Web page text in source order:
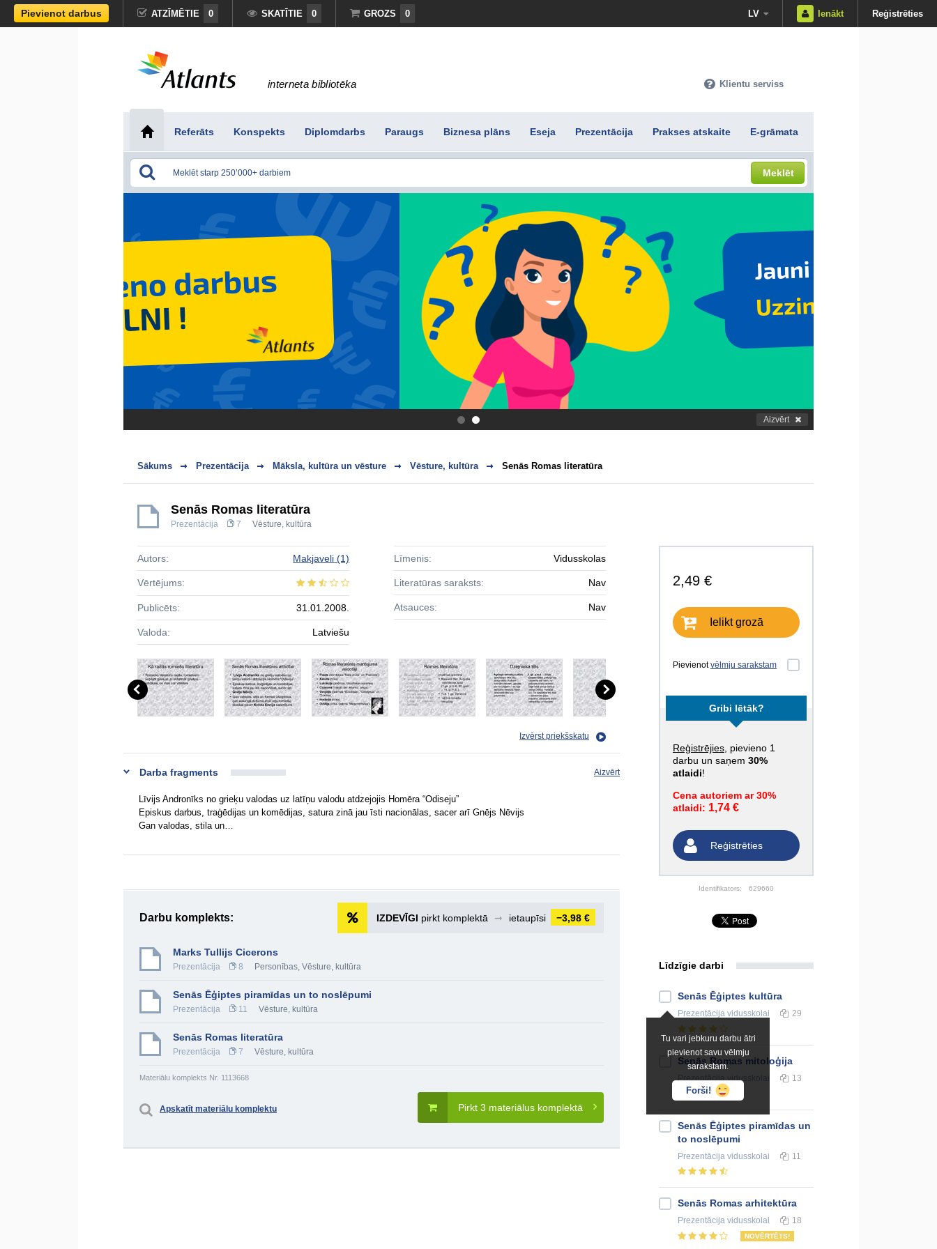
Pievienot darbus ATZĪMĒTIE 0 SKATĪTIE 0 GROZS 0 LV Ienākt Reģistrēties
interneta bibliotēka Klientu serviss
Referāts Konspekts Diplomdarbs Paraugs Biznesa plāns Eseja Prezentācija Prakses atskaite E-grāmata
Meklēt
. Aizvērt
Sākums Prezentācija Māksla, kultūra un vēsture Vēsture, kultūra Senās Romas literatūra
Senās Romas literatūra
Prezentācija 7 Vēsture, kultūra
2,49 €
Ielikt grozā
Pievienotvēlmju sarakstam
Gribi lētāk?
Reģistrējies , pievieno 1
darbu un saņem 30%
atlaidi!
Cena autoriem ar 30%
atlaidi: 1,74 €
Reģistrēties
Identifikators: 629660
Autors: Makjaveli (1)
Vērtējums:
Publicēts: 31.01.2008.
Valoda: Latviešu
Līmenis: Vidusskolas
Literatūras saraksts: Nav
Atsauces: Nav
Izvērst priekšskatu
Darba fragments Aizvērt
Līvijs Andronīks no grieķu valodas uz latīņu valodu atdzejojis Homēra “Odiseju”
Episkus darbus, traģēdijas un komēdijas, satura zinā jau īsti nacionālas, sacer arī Gnējs Nēvijs
Gan valodas, stila un…
Darbu komplekts: IZDEVĪGI pirkt komplektā ➞ ietaupīsi −3,98 €
Marks Tullijs Cicerons
Prezentācija 8 Personības, Vēsture, kultūra
Senās Ēģiptes piramīdas un to noslēpumi
Prezentācija 11 Vēsture, kultūra
Senās Romas literatūra
Prezentācija 7 Vēsture, kultūra
Materiālu komplekts Nr. 1113668
Pirkt 3 materiālus komplektā
Apskatīt materiālu komplektu
Līdzīgie darbi
Tu vari jebkuru darbu ātri
pievienot savu vēlmju
sarakstam.
Forši!
Senās Ēģiptes kultūra
Prezentācija vidusskolai 29
Senās Romas mitoloģija
Prezentācijavidusskolai 13
Senās Ēģiptes piramīdas un
to noslēpumi
Prezentācija vidusskolai 11
Senās Romas arhitektūra
Prezentācija vidusskolai 18
NOVĒRTĒTS!